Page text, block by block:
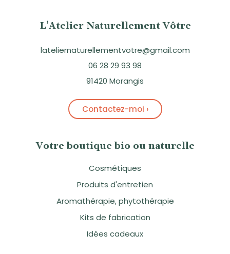
L’Atelier Naturellement Vôtre
lateliernaturellementvotre@gmail.com
06 28 29 93 98
91420 Morangis
Contactez-moi ›
Votre boutique bio ou naturelle
Cosmétiques
Produits d'entretien
Aromathérapie, phytothérapie
Kits de fabrication
Idées cadeaux